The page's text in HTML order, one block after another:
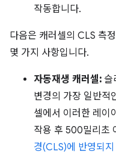
작동합니다.
다음은 캐러셀의 CLS 측
몇 가지 사항입니다.
자동재생 캐러셀: 슬
변경의 가장 일반적
셀에서 이러한 레이
작용 후 500밀리초
경(CLS)에 반영되